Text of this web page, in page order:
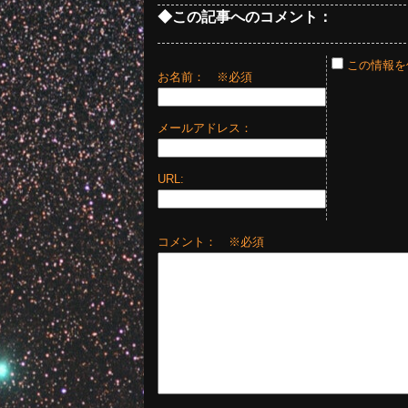
◆この記事へのコメント：
お名前： ※必須
メールアドレス：
URL:
この情報
コメント： ※必須